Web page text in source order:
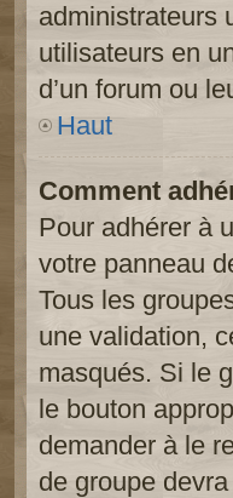
administrateurs
utilisateurs en
d’un forum ou
Haut
Comment
Pour adhérer à
votre panneau
Tous les
une validation,
masqués. Si le
le bouton
demander à le
de groupe